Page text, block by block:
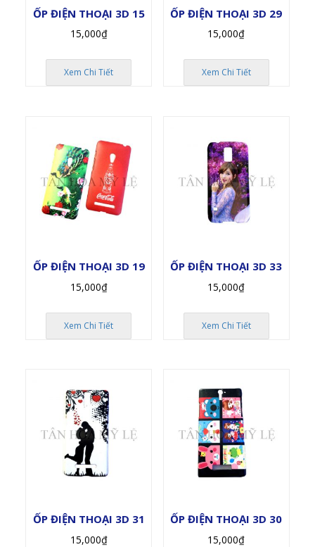
ỐP ĐIỆN THOẠI 3D 15
15,000₫
Xem Chi Tiết
ỐP ĐIỆN THOẠI 3D 29
15,000₫
Xem Chi Tiết
ỐP ĐIỆN THOẠI 3D 19
15,000₫
Xem Chi Tiết
ỐP ĐIỆN THOẠI 3D 33
15,000₫
Xem Chi Tiết
ỐP ĐIỆN THOẠI 3D 31
15,000₫
ỐP ĐIỆN THOẠI 3D 30
15,000₫